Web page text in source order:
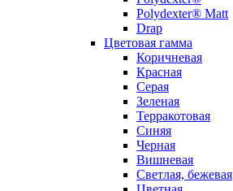
Polydexter® Matt
Drap
Цветовая гамма
Коричневая
Красная
Серая
Зеленая
Терракотовая
Синяя
Черная
Вишневая
Светлая, бежевая